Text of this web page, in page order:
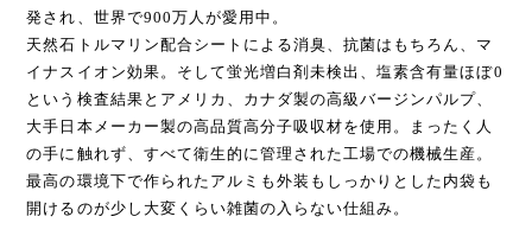
発され、世界で900万人が愛用中。
天然石トルマリン配合シートによる消臭、抗菌はもちろん、マ
イナスイオン効果。そして蛍光増白剤未検出、塩素含有量ほぼ0
という検査結果とアメリカ、カナダ製の高級バージンパルプ、
大手日本メーカー製の高品質高分子吸収材を使用。まったく人
の手に触れず、すべて衛生的に管理された工場での機械生産。
最高の環境下で作られたアルミも外装もしっかりとした内袋も
開けるのが少し大変くらい雑菌の入らない仕組み。